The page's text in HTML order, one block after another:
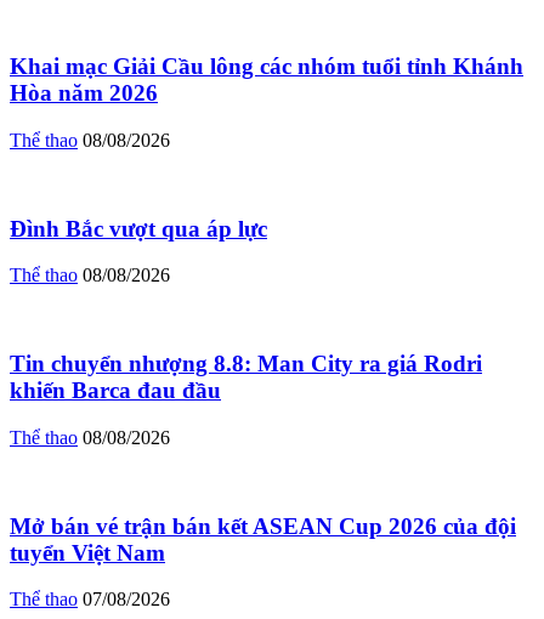
Khai mạc Giải Cầu lông các nhóm tuổi tỉnh Khánh
Hòa năm 2026
Thể thao 08/08/2026
Đình Bắc vượt qua áp lực
Thể thao 08/08/2026
Tin chuyển nhượng 8.8: Man City ra giá Rodri
khiến Barca đau đầu
Thể thao 08/08/2026
Mở bán vé trận bán kết ASEAN Cup 2026 của đội
tuyển Việt Nam
Thể thao 07/08/2026